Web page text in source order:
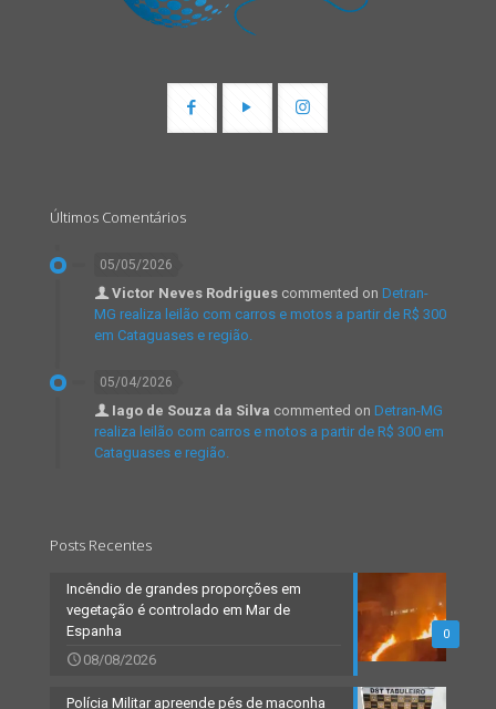
Últimos Comentários
05/05/2026
Victor Neves Rodrigues commented on Detran-
MG realiza leilão com carros e motos a partir de R$ 300
em Cataguases e região.
05/04/2026
Iago de Souza da Silva commented on Detran-MG
realiza leilão com carros e motos a partir de R$ 300 em
Cataguases e região.
Posts Recentes
0
Incêndio de grandes proporções em
vegetação é controlado em Mar de
Espanha
08/08/2026
Polícia Militar apreende pés de maconha